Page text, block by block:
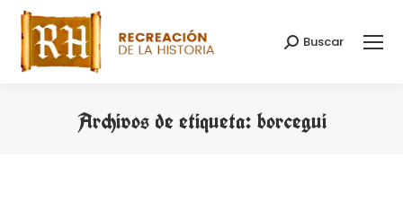
Buscar:
Buscar
Archivos de etiqueta: borcegui